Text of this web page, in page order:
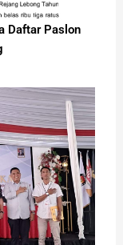
Daftar Paslon